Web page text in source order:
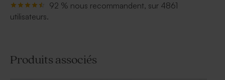
92 % nous recommandent, sur 4861
utilisateurs.
Produits associés